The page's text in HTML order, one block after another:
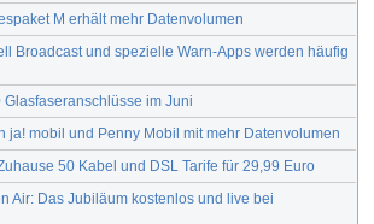
M erhält mehr Datenvolumen
Broadcast und spezielle Warn-Apps werden häufig
im Juni
ja! mobil und Penny Mobil mit mehr Datenvolumen
50 Kabel und DSL Tarife für 29,99 Euro
Air: Das Jubiläum kostenlos und live bei